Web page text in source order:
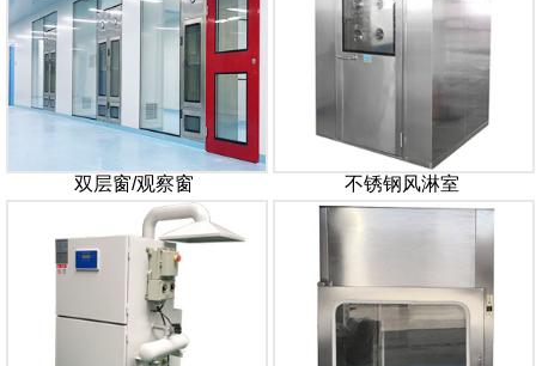
双层窗/观察窗 不锈钢风淋室